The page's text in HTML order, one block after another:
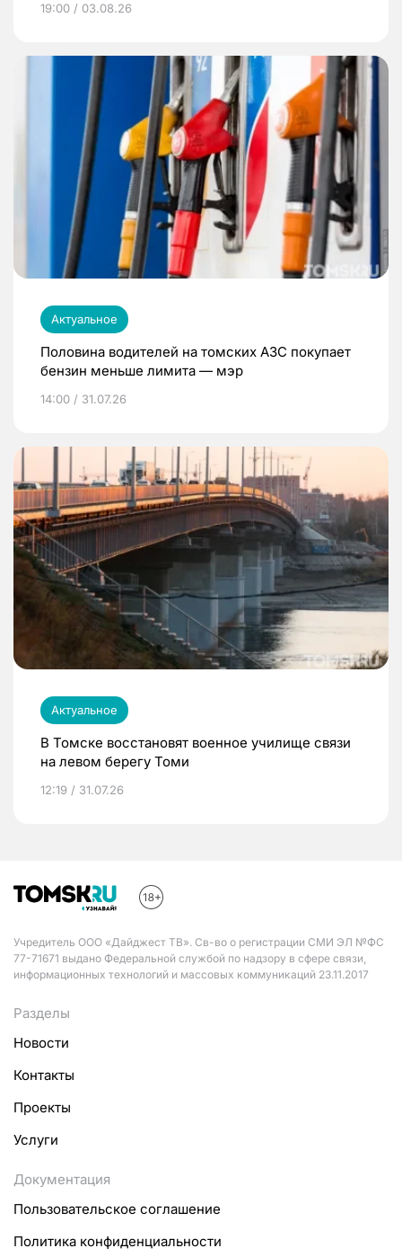
19:00 / 03.08.26
Актуальное
Половина водителей на томских АЗС покупает
бензин меньше лимита — мэр
14:00 / 31.07.26
Актуальное
В Томске восстановят военное училище связи
на левом берегу Томи
12:19 / 31.07.26
Учредитель ООО «Дайджест ТВ». Св-во о регистрации СМИ ЭЛ №ФС
77-71671 выдано Федеральной службой по надзору в сфере связи,
информационных технологий и массовых коммуникаций 23.11.2017
Разделы
Новости
Контакты
Проекты
Услуги
Документация
Пользовательское соглашение
Политика конфиденциальности